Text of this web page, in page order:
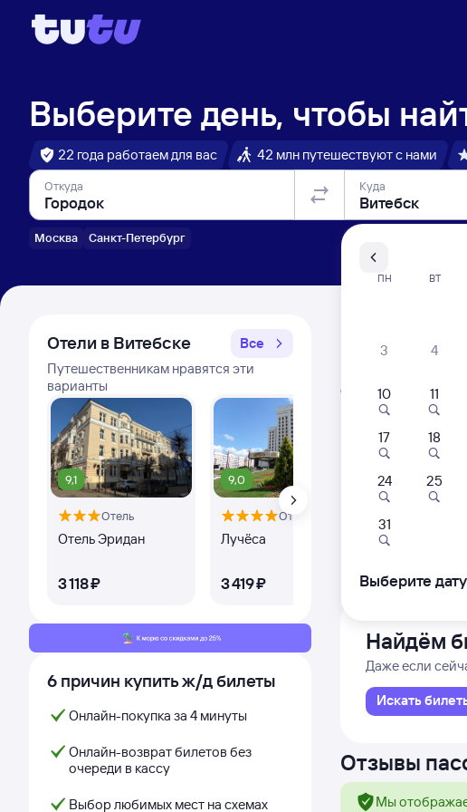
Выберите день, чтобы
22 года работаем для вас 42 млн путешествуют с нами
Откуда
Москва Санкт-Петербург
Куда
Отели в Витебске
Все
Путешественникам нравятся эти
варианты
9,1
Отель
Отель Эридан
3 ⁠118 ⁠₽
9,0
Отель
Лучёса
3 ⁠419 ⁠₽
8,8
Отель Лучеса
3 ⁠751 ⁠₽
6 причин купить ж/д билеты
Онлайн-покупка за 4 минуты
Онлайн-возврат билетов без
очереди в кассу
Выбор любимых мест на схемах
Расписание
Открыта продажа
051Б Звезда
Городок
из Санкт-
02:53
Найдём
Даже если
Искать
Отзывы
Мы
ПН ВТ
3 4
10 11
17 18
24 25
31
Выберите дату